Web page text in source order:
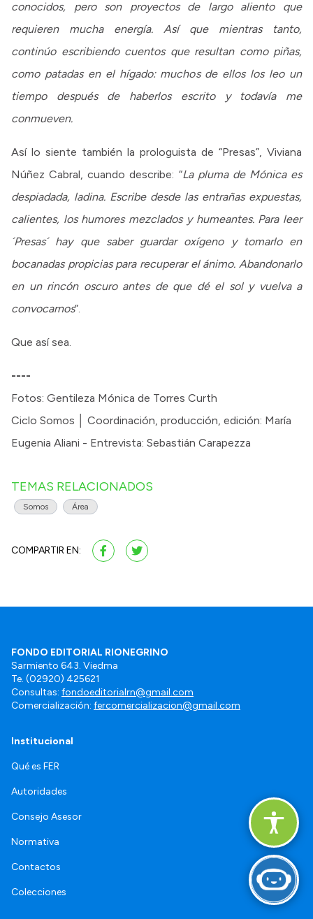
conocidos, pero son proyectos de largo aliento que
requieren mucha energía. Así que mientras tanto,
continúo escribiendo cuentos que resultan como piñas,
como patadas en el hígado: muchos de ellos los leo un
tiempo después de haberlos escrito y todavía me
conmueven.
Así lo siente también la prologuista de “Presas”, Viviana
Núñez Cabral, cuando describe: “La pluma de Mónica es
despiadada, ladina. Escribe desde las entrañas expuestas,
calientes, los humores mezclados y humeantes. Para leer
´Presas´ hay que saber guardar oxígeno y tomarlo en
bocanadas propicias para recuperar el ánimo. Abandonarlo
en un rincón oscuro antes de que dé el sol y vuelva a
convocarnos”.
Que así sea.
----
Fotos: Gentileza Mónica de Torres Curth
Ciclo Somos │ Coordinación, producción, edición: María
Eugenia Aliani - Entrevista: Sebastián Carapezza
TEMAS RELACIONADOS
Somos Área
COMPARTIR EN:
FONDO EDITORIAL RIONEGRINO
Sarmiento 643. Viedma
Te. (02920) 425621
Consultas: fondoeditorialrn@gmail.com
Comercialización: fercomercializacion@gmail.com
Institucional
Qué es FER
Autoridades
Consejo Asesor
Normativa
Contactos
Colecciones